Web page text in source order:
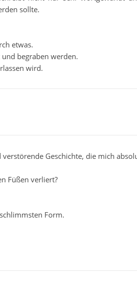
sollte.
etwas.
begraben werden.
wird.
Geschichte, die mich
Füßen verliert?
Form.